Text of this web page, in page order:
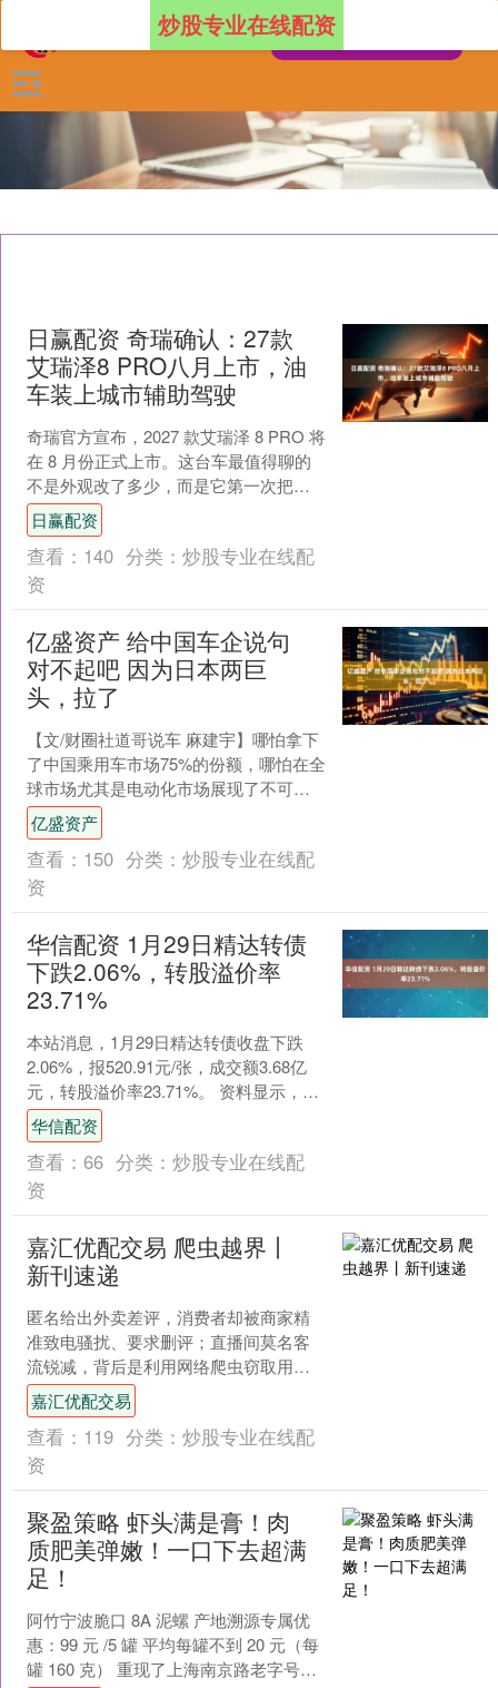
炒股专业在线配资
日赢配资 奇瑞确认：27款
艾瑞泽8 PRO八月上市，油
车装上城市辅助驾驶
奇瑞官方宣布，2027 款艾瑞泽 8 PRO 将
在 8 月份正式上市。这台车最值得聊的
不是外观改了多少，而是它第一次把城
市 NOA 装到了一台纯燃油车上。 燃
油....
日赢配资
查看： 140 分类： 炒股专业在线配
资
亿盛资产 给中国车企说句
对不起吧 因为日本两巨
头，拉了
【文/财圈社道哥说车 麻建宇】哪怕拿下
了中国乘用车市场75%的份额，哪怕在全
球市场尤其是电动化市场展现了不可忽
视的影响力，“不赚钱”依旧是包括笔者在
内的键盘侠们....
亿盛资产
查看： 150 分类： 炒股专业在线配
资
华信配资 1月29日精达转债
下跌2.06%，转股溢价率
23.71%
本站消息，1月29日精达转债收盘下跌
2.06%，报520.91元/张，成交额3.68亿
元，转股溢价率23.71%。 资料显示，精
达转债信用级别为“AA”，债券期....
华信配资
查看： 66 分类： 炒股专业在线配
资
嘉汇优配交易 爬虫越界丨
新刊速递
匿名给出外卖差评，消费者却被商家精
准致电骚扰、要求删评；直播间莫名客
流锐减，背后是利用网络爬虫窃取用户
信息、恶意截流；企业后台遭遇高频攻
击，48小时内被访问超6....
嘉汇优配交易
查看： 119 分类： 炒股专业在线配
资
聚盈策略 虾头满是膏！肉
质肥美弹嫩！一口下去超满
足！
阿竹宁波脆口 8A 泥螺 产地溯源专属优
惠：99 元 /5 罐 平均每罐不到 20 元（每
罐 160 克） 重现了上海南京路老字号的